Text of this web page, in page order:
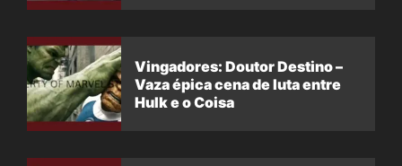
Vingadores: Doutor Destino –
Vaza épica cena de luta entre
Hulk e o Coisa